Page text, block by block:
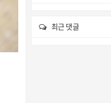
최근 댓글